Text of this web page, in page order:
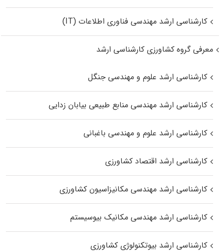
کارشناسی ارشد مهندسی فناوری اطلاعات (IT)
معرفی گروه کشاورزی کارشناسی ارشد
کارشناسی ارشد علوم و مهندسی جنگل
کارشناسی ارشد مهندسی منابع طبیعی بیابان زدایی
کارشناسی ارشد علوم و مهندسی باغبانی
کارشناسی ارشد اقتصاد کشاورزی
کارشناسی ارشد مهندسی مکانیزاسیون کشاورزی
کارشناسی ارشد مهندسی مکانیک بیوسیستم
کارشناسی ارشد بیوتکنولوژی کشاورزی